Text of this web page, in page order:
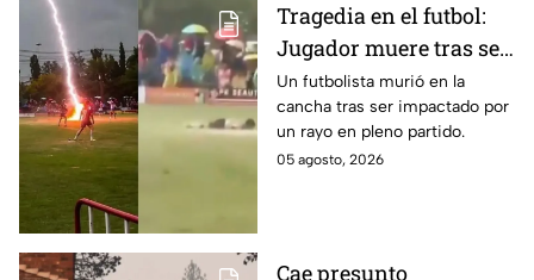
Tragedia en el futbol:
Jugador muere tras ser
impactado por un rayo
en pleno partido
Un futbolista murió en la
cancha tras ser impactado por
un rayo en pleno partido.
05 agosto, 2026
Cae presunto